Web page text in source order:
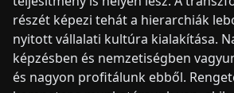
részét képezi tehát a hierarchiák
nyitott vállalati kultúra kialakítása.
képzésben és nemzetiségben
és nagyon profitálunk ebből.